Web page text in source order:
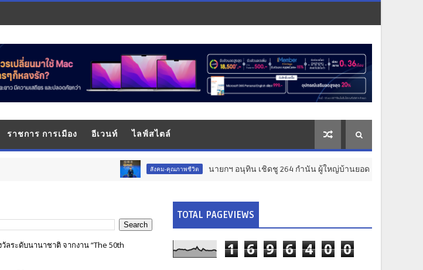
ราชการ การเมือง อีเวนท์ ไลฟ์สไตล์
สังคม-คุณภาพชีวิต นายกฯ อนุทิน เชิดชู 264 กำนัน ผู้ใหญ่บ้านยอดเยี่ยม มอบแหนบทองคำ “รางวัลเ
ระดับนานาชาติ จากงาน “The 50th
TOTAL PAGEVIEWS
1 6 9 6 4 0 0